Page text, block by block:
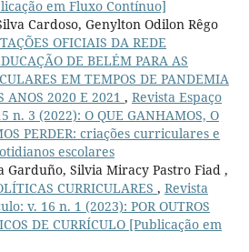
em Fluxo Contínuo]
Cardoso, Genylton Odilon Rêgo
OFICIAIS DA REDE
DE BELÉM PARA AS
EM TEMPOS DE PANDEMIA
ANOS 2020 E 2021 , Revista Espaço
n. 3 (2022): O QUE GANHAMOS, O
PERDER: criações curriculares e
escolares
Garduño, Silvia Miracy Pastro Fiad ,
CURRICULARES , Revista
v. 16 n. 1 (2023): POR OUTROS
DE CURRÍCULO [Publicação em